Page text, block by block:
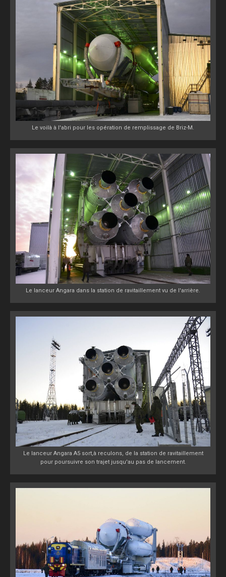
Le voilà à l'abri pour les opération de remplissage de Briz-M.
Le lanceur Angara dans la station de ravitaillement vu de l'arrière.
Le lanceur Angara A5 sort,à reculons, de la station de ravitaillement
pour poursuivre son trajet jusqu'au pas de lancement.